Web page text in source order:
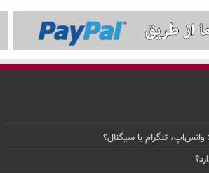
تلگرام یا سیگنال؟